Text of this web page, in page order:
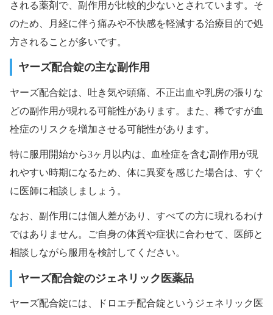
される薬剤で、副作用が比較的少ないとされています。そ
のため、月経に伴う痛みや不快感を軽減する治療目的で処
方されることが多いです。
ヤーズ配合錠の主な副作用
ヤーズ配合錠は、吐き気や頭痛、不正出血や乳房の張りな
どの副作用が現れる可能性があります。また、稀ですが血
栓症のリスクを増加させる可能性があります。
特に服用開始から3ヶ月以内は、血栓症を含む副作用が現
れやすい時期になるため、体に異変を感じた場合は、すぐ
に医師に相談しましょう。
なお、副作用には個人差があり、すべての方に現れるわけ
ではありません。ご自身の体質や症状に合わせて、医師と
相談しながら服用を検討してください。
ヤーズ配合錠のジェネリック医薬品
ヤーズ配合錠には、ドロエチ配合錠というジェネリック医